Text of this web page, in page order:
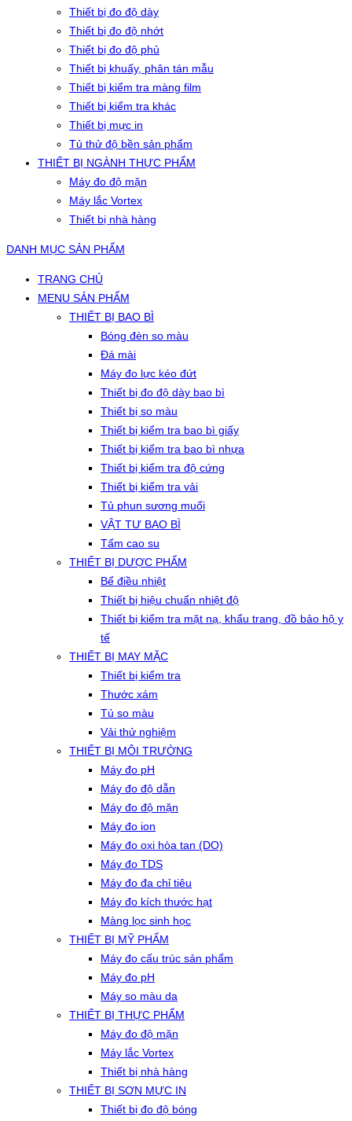
Thiết bị đo độ dày
Thiết bị đo độ nhớt
Thiết bị đo độ phủ
Thiết bị khuấy, phân tán mẫu
Thiết bị kiểm tra màng film
Thiết bị kiểm tra khác
Thiết bị mực in
Tủ thử độ bền sản phẩm
THIẾT BỊ NGÀNH THỰC PHẨM
Máy đo độ mặn
Máy lắc Vortex
Thiết bị nhà hàng
DANH MỤC SẢN PHẨM
TRANG CHỦ
MENU SẢN PHẨM
THIẾT BỊ BAO BÌ
Bóng đèn so màu
Đá mài
Máy đo lực kéo đứt
Thiết bị đo độ dày bao bì
Thiết bị so màu
Thiết bị kiểm tra bao bì giấy
Thiết bị kiểm tra bao bì nhựa
Thiết bị kiểm tra độ cứng
Thiết bị kiểm tra vải
Tủ phun sương muối
VẬT TƯ BAO BÌ
Tấm cao su
THIẾT BỊ DƯỢC PHẨM
Bể điều nhiệt
Thiết bị hiệu chuẩn nhiệt độ
Thiết bị kiểm tra mặt nạ, khẩu trang, đồ bảo hộ y
tế
THIẾT BỊ MAY MẶC
Thiết bị kiểm tra
Thước xám
Tủ so màu
Vải thử nghiệm
THIẾT BỊ MÔI TRƯỜNG
Máy đo pH
Máy đo độ dẫn
Máy đo độ mặn
Máy đo ion
Máy đo oxi hòa tan (DO)
Máy đo TDS
Máy đo đa chỉ tiêu
Máy đo kích thước hạt
Màng lọc sinh học
THIẾT BỊ MỸ PHẨM
Máy đo cấu trúc sản phẩm
Máy đo pH
Máy so màu da
THIẾT BỊ THỰC PHẨM
Máy đo độ mặn
Máy lắc Vortex
Thiết bị nhà hàng
THIẾT BỊ SƠN MỰC IN
Thiết bị đo độ bóng